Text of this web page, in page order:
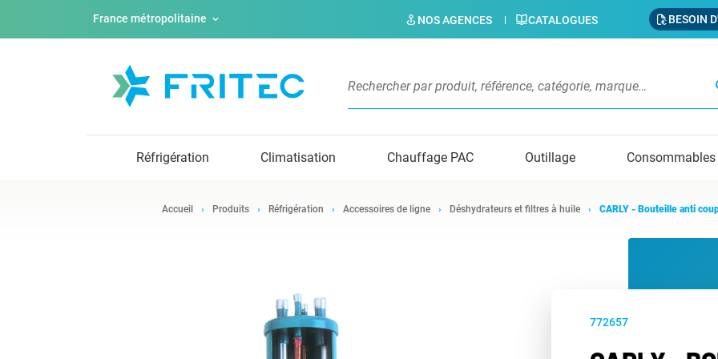
France métropolitaine NOS AGENCES CATALOGUES BESOIN
Réfrigération Climatisation Chauffage PAC Outillage Consommables
Accueil Produits Réfrigération Accessoires de ligne Déshydrateurs et filtres à huile CARLY - Bouteille anti
772657